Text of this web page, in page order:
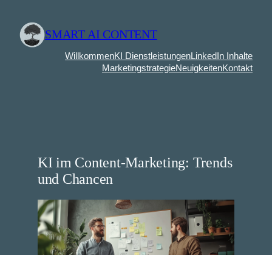
Inhalt
springen
SMART AI CONTENT
WillkommenKI DienstleistungenLinkedIn Inhalte
MarketingstrategieNeuigkeitenKontakt
KI im Content-Marketing: Trends
und Chancen